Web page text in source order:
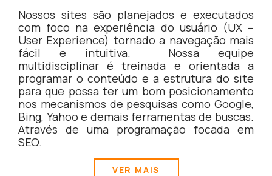
Nossos sites são planejados e executados
com foco na experiência do usuário (UX –
User Experience) tornado a navegação mais
fácil e intuitiva. Nossa equipe
multidisciplinar é treinada e orientada a
programar o conteúdo e a estrutura do site
para que possa ter um bom posicionamento
nos mecanismos de pesquisas como Google,
Bing, Yahoo e demais ferramentas de buscas.
Através de uma programação focada em
SEO.
VER MAIS